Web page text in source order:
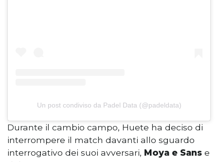
Un post condiviso da Padel Data (@padeldata)
Durante il cambio campo, Huete ha deciso di
interrompere il match davanti allo sguardo
interrogativo dei suoi avversari, Moya e Sans e